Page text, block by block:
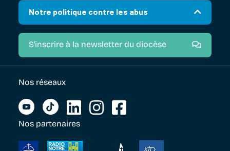
Notre politique contre les abus
S'inscrire à la newsletter du diocèse
Nos réseaux
Nos partenaires